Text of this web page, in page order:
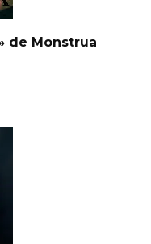
de Monstrua